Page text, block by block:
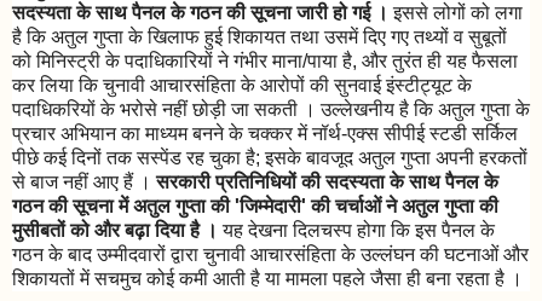
सदस्यता के साथपैनल के गठन की सूचना जारी हो गई । इससे लोगों को लगा
है कि अतुल गुप्ता के खिलाफ हुई शिकायत तथा उसमें दिए गए तथ्यों व सुबूतों
को मिनिस्ट्री के पदाधिकारियों ने गंभीर माना/पाया है, और तुरंत ही यह फैसला
कर लिया कि चुनावी आचारसंहिता के आरोपों की सुनवाई इंस्टीट्यूट के
पदाधिकरियों के भरोसे नहीं छोड़ी जा सकती । उल्लेखनीय है कि अतुल गुप्ता के
प्रचार अभियान का माध्यम बनने के चक्कर में नॉर्थ-एक्स सीपीई स्टडी सर्किल
पीछे कई दिनों तक सस्पेंड रह चुका है; इसके बावजूद अतुल गुप्ता अपनी हरकतों
से बाज नहीं आए हैं ।सरकारी प्रतिनिधियों की सदस्यता के साथपैनल के
गठन की सूचना में अतुल गुप्ता की 'जिम्मेदारी' की चर्चाओं ने अतुल गुप्ता की
मुसीबतों को और बढ़ा दिया है । यह देखना दिलचस्प होगा कि इस पैनल के
गठन के बाद उम्मीदवारों द्वारा चुनावी आचारसंहिता के उल्लंघन की घटनाओं और
शिकायतों में सचमुच कोई कमी आती है या मामला पहले जैसा ही बना रहता है ।